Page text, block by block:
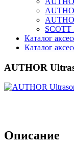
SCOTT
Каталог
Каталог
AUTHOR
Описание